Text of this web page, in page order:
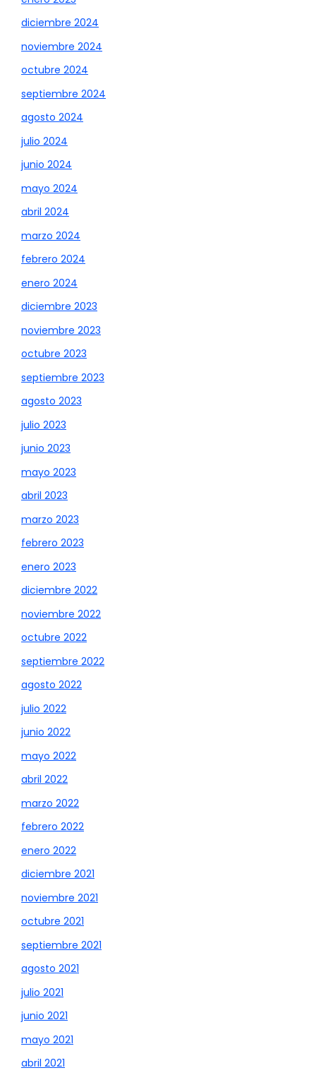
diciembre 2024
noviembre 2024
octubre 2024
septiembre 2024
agosto 2024
julio 2024
junio 2024
mayo 2024
abril 2024
marzo 2024
febrero 2024
enero 2024
diciembre 2023
noviembre 2023
octubre 2023
septiembre 2023
agosto 2023
julio 2023
junio 2023
mayo 2023
abril 2023
marzo 2023
febrero 2023
enero 2023
diciembre 2022
noviembre 2022
octubre 2022
septiembre 2022
agosto 2022
julio 2022
junio 2022
mayo 2022
abril 2022
marzo 2022
febrero 2022
enero 2022
diciembre 2021
noviembre 2021
octubre 2021
septiembre 2021
agosto 2021
julio 2021
junio 2021
mayo 2021
abril 2021